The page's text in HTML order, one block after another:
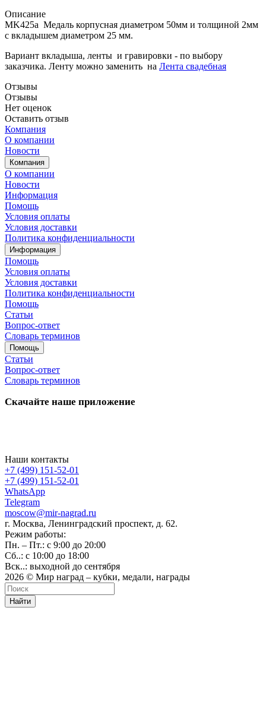
Описание
MK425a Медаль корпусная диаметром 50мм и толщиной 2мм
с вкладышем диаметром 25 мм.
Вариант вкладыша, ленты и гравировки - по выбору
заказчика. Ленту можно заменить на Лента свадебная
Отзывы
Отзывы
Нет оценок
Оставить отзыв
Компания
О компании
Новости
Компания
О компании
Новости
Информация
Помощь
Условия оплаты
Условия доставки
Политика конфиденциальности
Информация
Помощь
Условия оплаты
Условия доставки
Политика конфиденциальности
Помощь
Статьи
Вопрос-ответ
Словарь терминов
Помощь
Статьи
Вопрос-ответ
Словарь терминов
Скачайте наше приложение
Наши контакты
+7 (499) 151-52-01
+7 (499) 151-52-01
WhatsApp
Telegram
moscow@mir-nagrad.ru
г. Москва, Ленинградский проспект, д. 62.
Режим работы:
Пн. – Пт.: с 9:00 до 20:00
Сб..: с 10:00 до 18:00
Вск..: выходной до сентября
2026 © Мир наград – кубки, медали, награды
Найти